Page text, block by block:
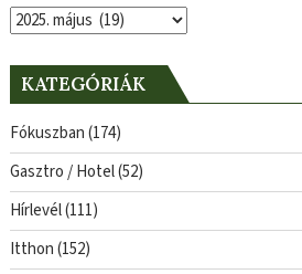
Archívum
KATEGÓRIÁK
Fókuszban(174)
Gasztro / Hotel(52)
Hírlevél(111)
Itthon(152)